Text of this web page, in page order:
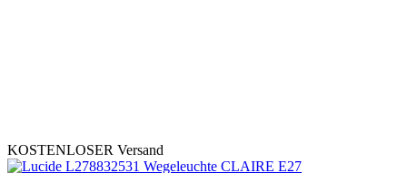
KOSTENLOSER Versand